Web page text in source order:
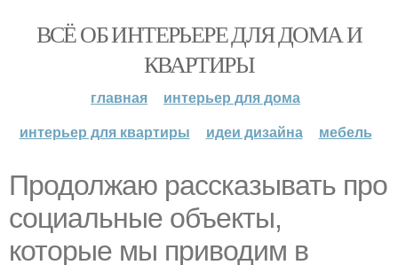
ВСЁ ОБ ИНТЕРЬЕРЕ ДЛЯ ДОМА И
КВАРТИРЫ
главная
интерьер для дома
интерьер для квартиры
идеи дизайна мебель
Продолжаю рассказывать про
социальные объекты,
которые мы приводим в